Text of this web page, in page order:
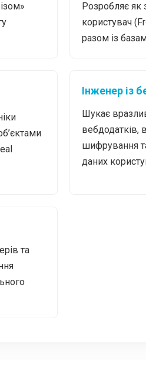
Розробляє як
користувач
разом із
Інженер із
Шукає
вебдодатків,
шифрування
даних
та